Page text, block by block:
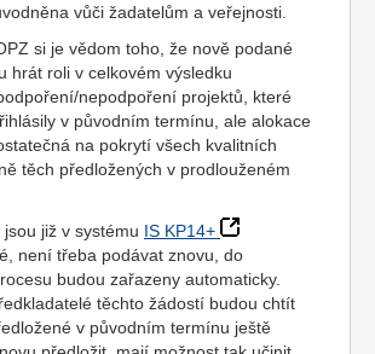
vůči žadatelům a veřejnosti.
si je vědom toho, že nově podané
hrát roli v celkovém výsledku
nepodpoření projektů, které
v původním termínu, ale alokace
na pokrytí všech kvalitních
těch předložených v prodlouženém
již v systému IS KP14+
není třeba podávat znovu, do
budou zařazeny automaticky.
těchto žádostí budou chtít
v původním termínu ještě